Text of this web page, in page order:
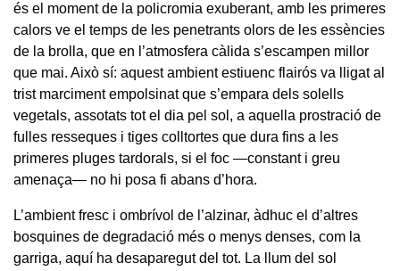
és el moment de la policromia exuberant, amb les primeres
calors ve el temps de les penetrants olors de les essències
de la brolla, que en l’atmosfera càlida s’escampen millor
que mai. Això sí: aquest ambient estiuenc flairós va lligat al
trist marciment empolsinat que s’empara dels solells
vegetals, assotats tot el dia pel sol, a aquella prostració de
fulles resseques i tiges colltortes que dura fins a les
primeres pluges tardorals, si el foc —constant i greu
amenaça— no hi posa fi abans d’hora.
L’ambient fresc i ombrívol de l’alzinar, àdhuc el d’altres
bosquines de degradació més o menys denses, com la
garriga, aquí ha desaparegut del tot. La llum del sol